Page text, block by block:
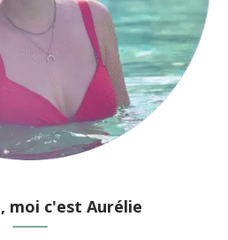
moi c'est Aurélie